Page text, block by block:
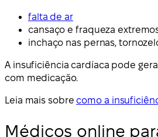
falta de ar
cansaço e fraqueza
inchaço nas pernas,
A insuficiência cardíaca pode
com medicação.
Leia mais sobre como a
Médicos online